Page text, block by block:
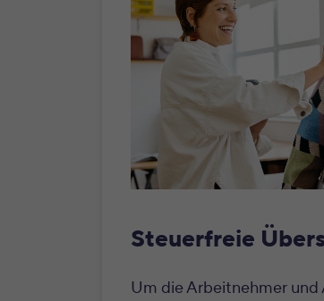
Steuerfreie
Um die Arbeitnehmer und